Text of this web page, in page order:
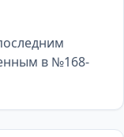
в №168-